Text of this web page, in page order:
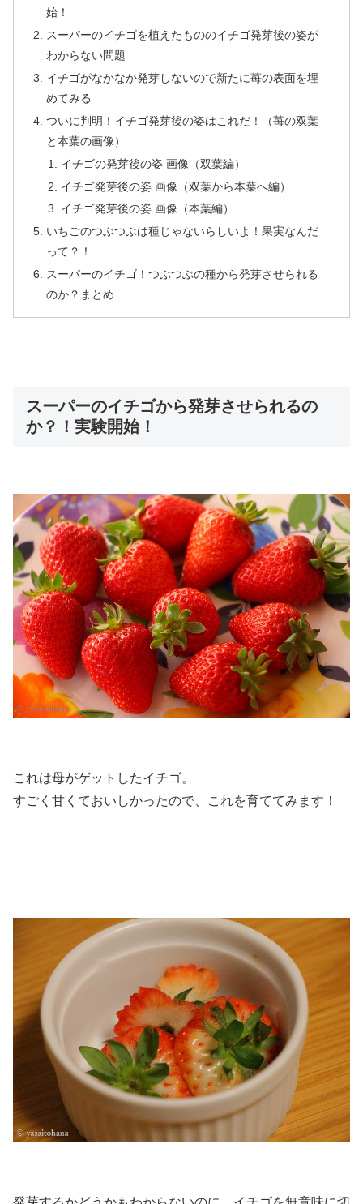
始！
スーパーのイチゴを植えたもののイチゴ発芽後の姿が
わからない問題
イチゴがなかなか発芽しないので新たに苺の表面を埋
めてみる
ついに判明！イチゴ発芽後の姿はこれだ！（苺の双葉
と本葉の画像）
イチゴの発芽後の姿 画像（双葉編）
イチゴ発芽後の姿 画像（双葉から本葉へ編）
イチゴ発芽後の姿 画像（本葉編）
いちごのつぶつぶは種じゃないらしいよ！果実なんだ
って？！
スーパーのイチゴ！つぶつぶの種から発芽させられる
のか？まとめ
スーパーのイチゴから発芽させられるの
か？！実験開始！
これは母がゲットしたイチゴ。
すごく甘くておいしかったので、これを育ててみます！